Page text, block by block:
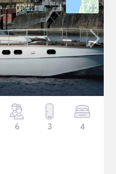
6 3 4